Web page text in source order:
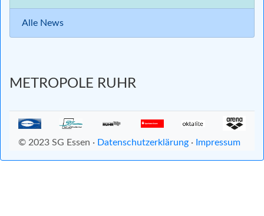
Alle News
METROPOLE RUHR
© 2023 SG Essen · Datenschutzerklärung · Impressum